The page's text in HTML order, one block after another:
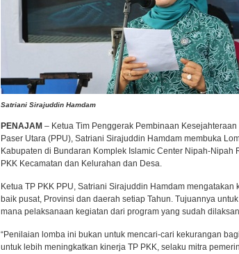
Satriani Sirajuddin Hamdam
PENAJAM – Ketua Tim Penggerak Pembinaan
Paser Utara (PPU), Satriani Sirajuddin Hamdam membuka
Kabupaten di Bundaran Komplek Islamic Center Nipah-Nipah
PKK Kecamatan dan Kelurahan dan Desa.
Ketua TP PKK PPU, Satriani Sirajuddin Hamdam
baik pusat, Provinsi dan daerah setiap Tahun. Tujuannya
mana pelaksanaan kegiatan dari program yang sudah
“Penilaian lomba ini bukan untuk mencari-cari kekurangan
untuk lebih meningkatkan kinerja TP PKK, selaku mitra